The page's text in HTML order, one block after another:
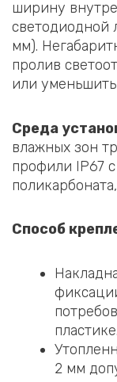
ширину
светодиодной
мм).
пролив
или уменьшить
Среда
влажных зон
профили IP67
Способ
пластике.
2 мм